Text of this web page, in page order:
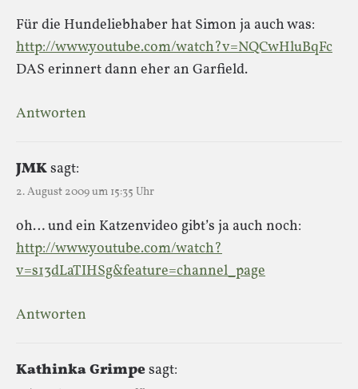
Für die Hundeliebhaber hat Simon ja auch was:
http://www.youtube.com/watch?v=NQCwHluBqFc
DAS erinnert dann eher an Garfield.
Antworten
JMKsagt:
2. August 2009 um 15:35 Uhr
oh… und ein Katzenvideo gibt’s ja auch noch:
http://www.youtube.com/watch?
v=s13dLaTIHSg&feature=channel_page
Antworten
Kathinka Grimpesagt: